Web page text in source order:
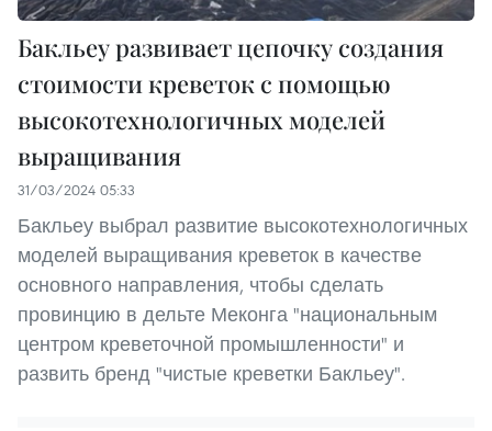
Бакльеу развивает цепочку создания
стоимости креветок с помощью
высокотехнологичных моделей
выращивания
31/03/2024 05:33
Бакльеу выбрал развитие высокотехнологичных
моделей выращивания креветок в качестве
основного направления, чтобы сделать
провинцию в дельте Меконга "национальным
центром креветочной промышленности" и
развить бренд "чистые креветки Бакльеу".